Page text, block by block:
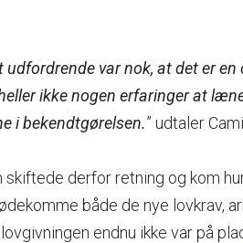
udfordrende var nok, at det er
ikke nogen erfaringer at
i bekendtgørelsen.” udtaler
skiftede derfor retning og kom
både de nye lovkrav,
endnu ikke var på